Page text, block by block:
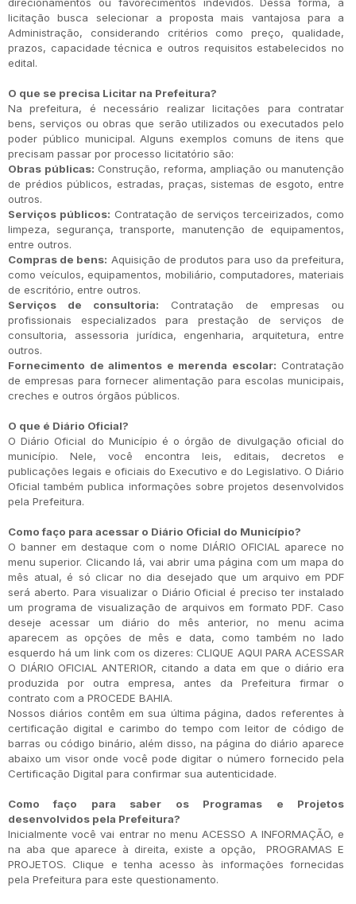
licitação busca selecionar a proposta mais vantajosa para a
Administração, considerando critérios como preço, qualidade,
prazos, capacidade técnica e outros requisitos estabelecidos no
edital.
O que se precisa Licitar na Prefeitura?
Na prefeitura, é necessário realizar licitações para contratar
bens, serviços ou obras que serão utilizados ou executados pelo
poder público municipal. Alguns exemplos comuns de itens que
precisam passar por processo licitatório são:
Obras públicas: Construção, reforma, ampliação ou manutenção
de prédios públicos, estradas, praças, sistemas de esgoto, entre
outros.
Serviços públicos: Contratação de serviços terceirizados, como
limpeza, segurança, transporte, manutenção de equipamentos,
entre outros.
Compras de bens: Aquisição de produtos para uso da prefeitura,
como veículos, equipamentos, mobiliário, computadores, materiais
de escritório, entre outros.
Serviços de consultoria: Contratação de empresas ou
profissionais especializados para prestação de serviços de
consultoria, assessoria jurídica, engenharia, arquitetura, entre
outros.
Fornecimento de alimentos e merenda escolar: Contratação
de empresas para fornecer alimentação para escolas municipais,
creches e outros órgãos públicos.
O que é Diário Oficial?
O Diário Oficial do Município é o órgão de divulgação oficial do
município. Nele, você encontra leis, editais, decretos e
publicações legais e oficiais do Executivo e do Legislativo. O Diário
Oficial também publica informações sobre projetos desenvolvidos
pela Prefeitura.
Como faço para acessar o Diário Oficial do Município?
O banner em destaque com o nome DIÁRIO OFICIAL aparece no
menu superior. Clicando lá, vai abrir uma página com um mapa do
mês atual, é só clicar no dia desejado que um arquivo em PDF
será aberto. Para visualizar o Diário Oficial é preciso ter instalado
um programa de visualização de arquivos em formato PDF. Caso
deseje acessar um diário do mês anterior, no menu acima
aparecem as opções de mês e data, como também no lado
esquerdo há um link com os dizeres: CLIQUE AQUI PARA ACESSAR
O DIÁRIO OFICIAL ANTERIOR, citando a data em que o diário era
produzida por outra empresa, antes da Prefeitura firmar o
contrato com a PROCEDE BAHIA.
Nossos diários contêm em sua última página, dados referentes à
certificação digital e carimbo do tempo com leitor de código de
barras ou código binário, além disso, na página do diário aparece
abaixo um visor onde você pode digitar o número fornecido pela
Certificação Digital para confirmar sua autenticidade.
Como faço para saber os Programas e Projetos
desenvolvidos pela Prefeitura?
Inicialmente você vai entrar no menu ACESSO A INFORMAÇÃO, e
na aba que aparece à direita, existe a opção, PROGRAMAS E
PROJETOS. Clique e tenha acesso às informações fornecidas
pela Prefeitura para este questionamento.